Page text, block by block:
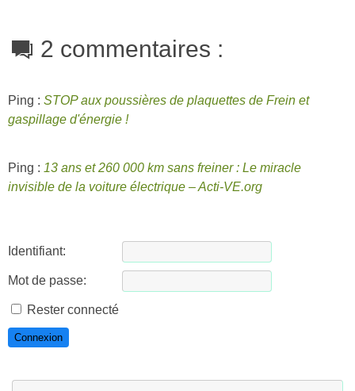
2 commentaires :
Ping : STOP aux poussières de plaquettes de Frein et
gaspillage d'énergie !
Ping : 13 ans et 260 000 km sans freiner : Le miracle
invisible de la voiture électrique – Acti-VE.org
Identifiant:
Mot de passe:
Rester connecté
Connexion